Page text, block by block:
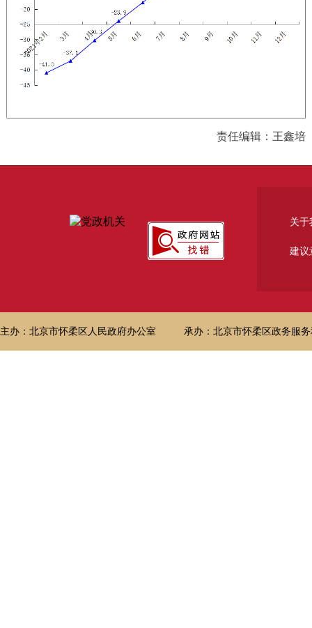
责任编辑：王鑫培
关于
建议
主办：北京市怀柔区人民政府办公室 承办：北京市怀柔区政务服